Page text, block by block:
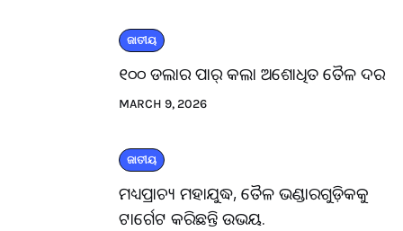
ଜାତୀୟ
୧୦୦ ଡଲାର ପାର୍ କଲା ଅଶୋଧିତ ତୈଳ ଦର
MARCH 9, 2026
ଜାତୀୟ
ମଧ୍ୟପ୍ରାଚ୍ୟ ମହାଯୁଦ୍ଧ, ତୈଳ ଭଣ୍ଡାରଗୁଡ଼ିକକୁ
ଟାର୍ଗେଟ କରିଛନ୍ତି ଉଭୟ.